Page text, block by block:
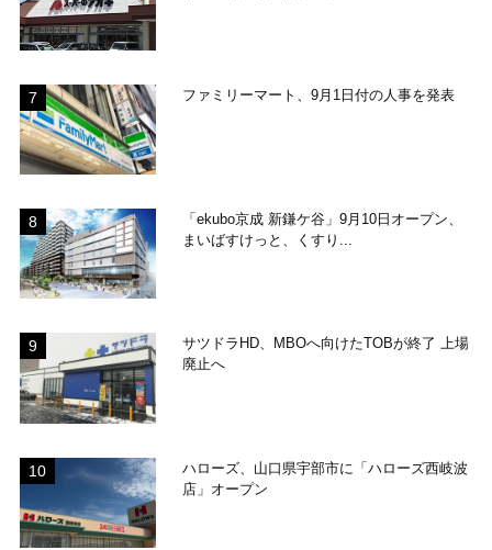
ファミリーマート、9月1日付の人事を発表
「ekubo京成 新鎌ケ谷」9月10日オープン、
まいばすけっと、くすり...
サツドラHD、MBOへ向けたTOBが終了 上場
廃止へ
ハローズ、山口県宇部市に「ハローズ西岐波
店」オープン